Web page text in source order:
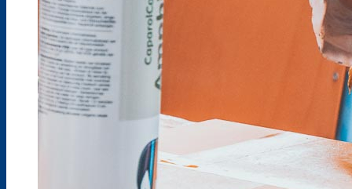
Lagepläne BBZ Mölln
Evaluation Lehrkräfte
Klimarat
Europaschule